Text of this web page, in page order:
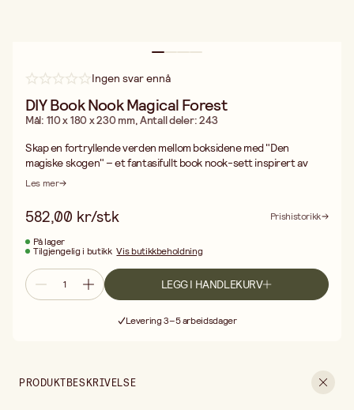
Ingen svar ennå
DIY Book Nook Magical Forest
Mål: 110 x 180 x 230 mm, Antall deler: 243
Skap en fortryllende verden mellom boksidene med "Den
magiske skogen" – et fantasifullt book nook-sett inspirert av
alver, skogens dyr og eventyrlig natur. Med sine 243 deler bygger
mytiske skapninger.
En kreativ utfordring for den nysgjerrige
Dette DIY-settet anbefales fra 14 år og oppover. Med mange små
og detaljerte deler kreves både nøyaktighet og tålmodighet –
perfekt for deg som elsker pirkete prosjekter. Lim er ikke
nødvendig, men kan anbefales for ekstra stabilitet.
Smarte monteringstips
pusse dem med den medfølgende filen. Et annet triks er å gni litt
Antall deler: 243
Les mer
582,00 kr/stk
Prishistorikk
På lager
Tilgjengelig i butikk Vis butikkbeholdning
LEGG I HANDLEKURV
Levering 3–5 arbeidsdager
PRODUKTBESKRIVELSE